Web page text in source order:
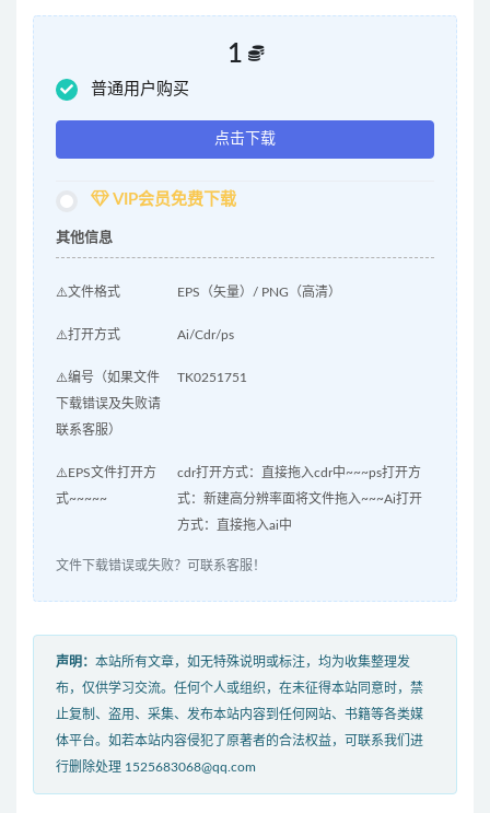
1
普通用户购买
点击下载
VIP会员免费下载
其他信息
⚠️文件格式 EPS（矢量）/ PNG（高清）
⚠️打开方式 Ai/Cdr/ps
⚠️编号（如果文件
下载错误及失败请
联系客服）
TK0251751
⚠️EPS文件打开方
式~~~~~
cdr打开方式：直接拖入cdr中~~~ps打开方
式：新建高分辨率面将文件拖入~~~Ai打开
方式：直接拖入ai中
文件下载错误或失败？可联系客服！
声明： 本站所有文章，如无特殊说明或标注，均为收集整理发
布，仅供学习交流。任何个人或组织，在未征得本站同意时，禁
止复制、盗用、采集、发布本站内容到任何网站、书籍等各类媒
体平台。如若本站内容侵犯了原著者的合法权益，可联系我们进
行删除处理 1525683068@qq.com